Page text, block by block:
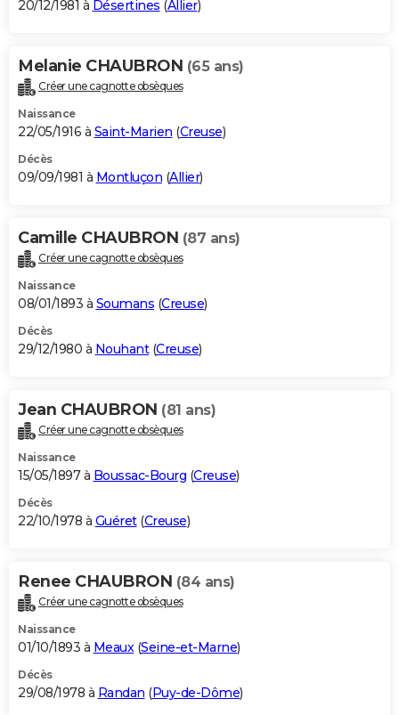
20/12/1981 à Désertines (Allier)
Melanie CHAUBRON (65 ans)
Créer une cagnotte obsèques
Naissance
22/05/1916 à Saint-Marien (Creuse)
Décès
09/09/1981 à Montluçon (Allier)
Camille CHAUBRON (87 ans)
Créer une cagnotte obsèques
Naissance
08/01/1893 à Soumans (Creuse)
Décès
29/12/1980 à Nouhant(Creuse)
Jean CHAUBRON (81 ans)
Créer une cagnotte obsèques
Naissance
15/05/1897 à Boussac-Bourg (Creuse)
Décès
22/10/1978 à Guéret(Creuse)
Renee CHAUBRON (84 ans)
Créer une cagnotte obsèques
Naissance
01/10/1893 à Meaux(Seine-et-Marne)
Décès
29/08/1978 à Randan (Puy-de-Dôme)